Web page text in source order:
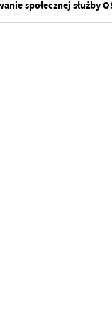
społecznej służby